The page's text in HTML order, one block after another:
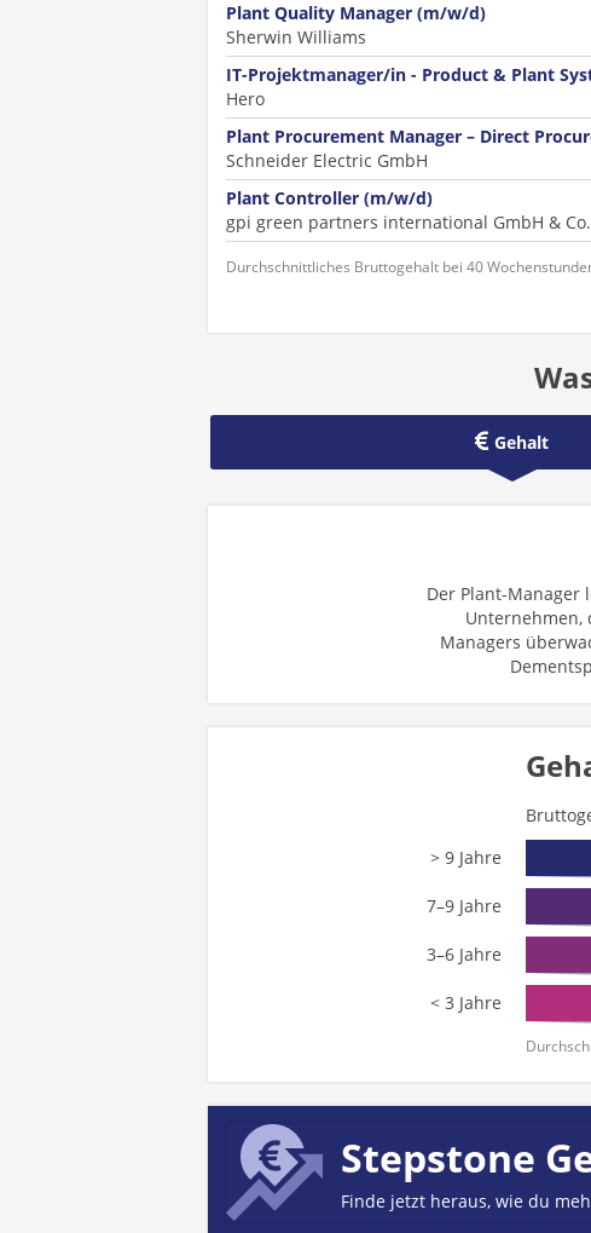
Plant Quality Manager (m/w/d)
Sherwin Williams
IT-Projektmanager/in - Product & Plant
Hero
Plant Procurement Manager – Direct
Schneider Electric GmbH
Plant Controller (m/w/d)
gpi green partners international GmbH &
Durchschnittliches Bruttogehalt bei 40
Gehalt
Der Plant-Manager
Unternehmen,
Managers
> 9 Jahre
7–9 Jahre
3–6 Jahre
< 3 Jahre
Stepstone
Finde jetzt heraus, wie du